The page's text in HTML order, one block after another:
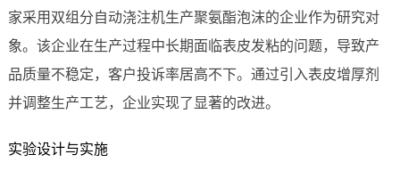
家采用双组分自动浇注机生产聚氨酯泡沫的企业作为研究对
象。该企业在生产过程中长期面临表皮发粘的问题，导致产
品质量不稳定，客户投诉率居高不下。通过引入表皮增厚剂
并调整生产工艺，企业实现了显著的改进。
实验设计与实施